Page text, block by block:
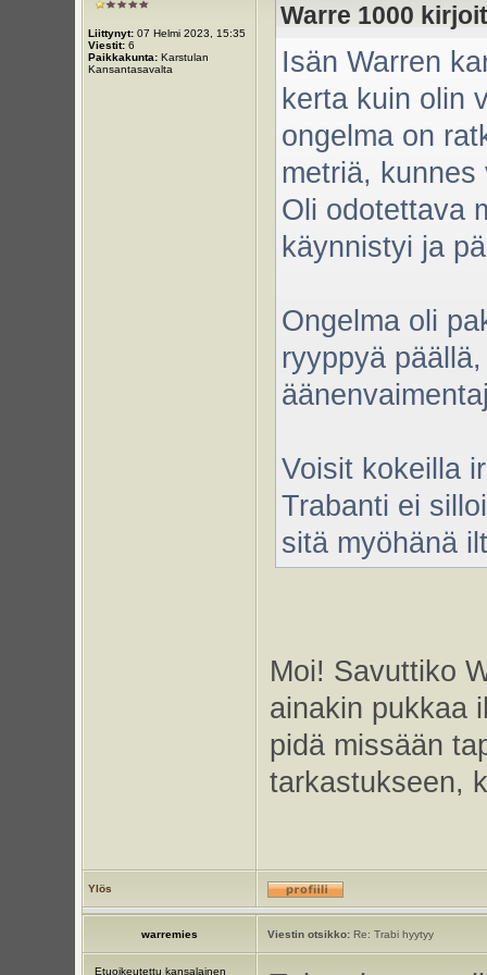
Liittynyt:07 Helmi 2023, 15:35
Viestit:6
Paikkakunta:Karstulan
Kansantasavalta
Warre 1000
Isän Warren
kerta kuin olin
ongelma on
metriä,
Oli odotettava
käynnistyi ja
Ongelma oli
ryyppyä
Voisit kokeilla
Trabanti ei
sitä myöhänä
Moi! Savuttiko
ainakin pukkaa
pidä missään
tarkastukseen,
Ylös
warremies Viestin otsikko:Re: Trabi hyytyy
Etuoikeutettu kansalainen